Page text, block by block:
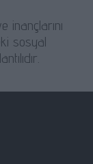
inançlarını
sosyal